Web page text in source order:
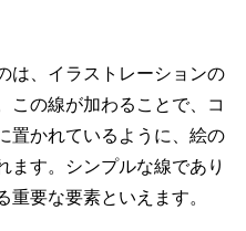
は、イラストレーションの
この線が加わることで、コ
置かれているように、絵の
ます。シンプルな線であり
重要な要素といえます。